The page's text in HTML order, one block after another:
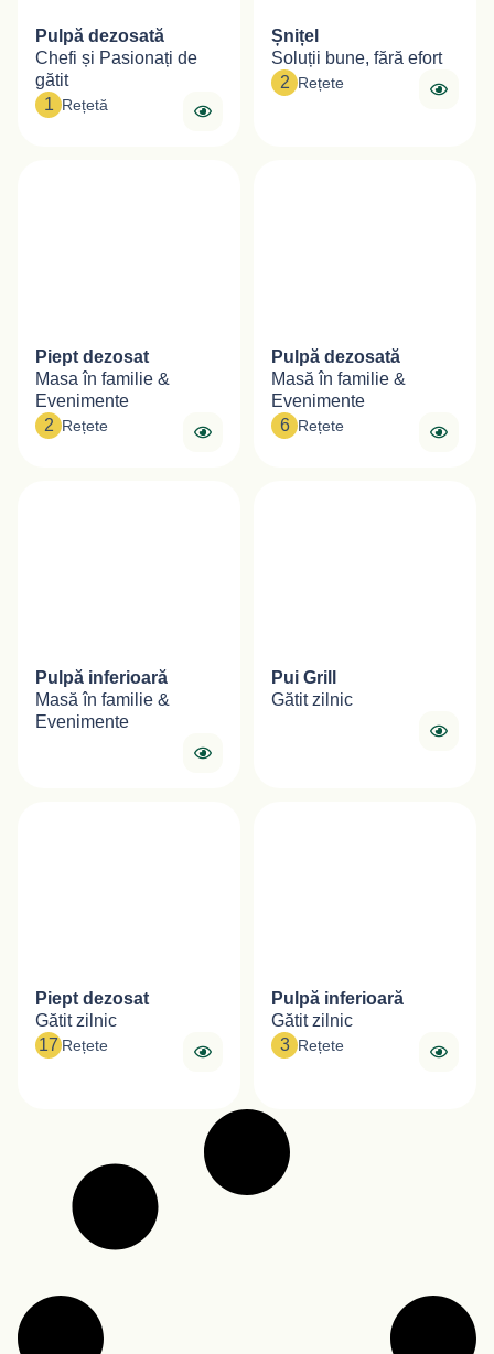
Pulpă dezosată
Chefi și Pasionați de
gătit
1 Rețetă
Șnițel
Soluții bune, fără efort
2 Rețete
Piept dezosat
Masa în familie &
Evenimente
2 Rețete
Pulpă dezosată
Masă în familie &
Evenimente
6 Rețete
Pulpă inferioară
Masă în familie &
Evenimente
Pui Grill
Gătit zilnic
Piept dezosat
Gătit zilnic
17 Rețete
Pulpă inferioară
Gătit zilnic
3 Rețete